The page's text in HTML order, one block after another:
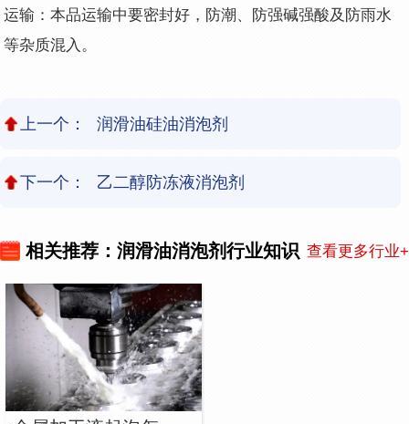
运输：本品运输中要密封好，防潮、防强碱强酸及防雨水
等杂质混入。
上一个： 润滑油硅油消泡剂
下一个： 乙二醇防冻液消泡剂
相关推荐：润滑油消泡剂行业知识 查看更多行业+